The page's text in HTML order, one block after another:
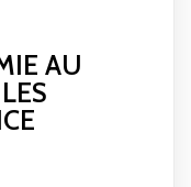
AU